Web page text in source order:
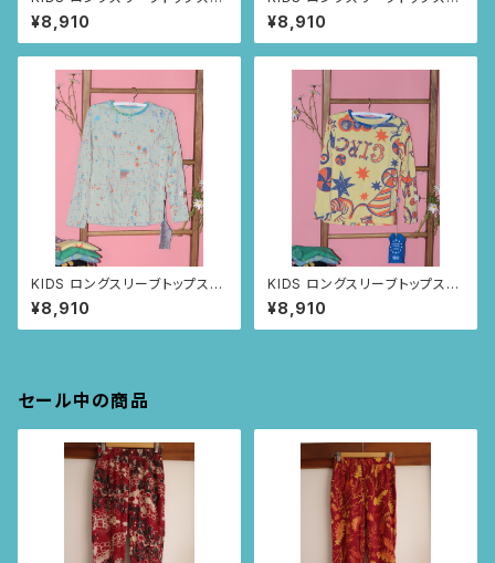
size8歳 (ブラック/トゥカン
柄)
¥8,910
size8歳 (オレンジ/ルイー
サの羽根柄)
¥8,910
KIDS ロングスリーブトップス
size:4歳 (ペールブルー/ス
プレー柄)
¥8,910
KIDS ロングスリーブトップス
size:4歳 (ライトイエロー/
アニマルサーカス柄)
¥8,910
セール中の商品